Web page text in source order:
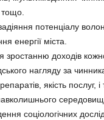
потенціалу
енергії міста.
доходів
нагляду за
якість послуг, і
соціологічних